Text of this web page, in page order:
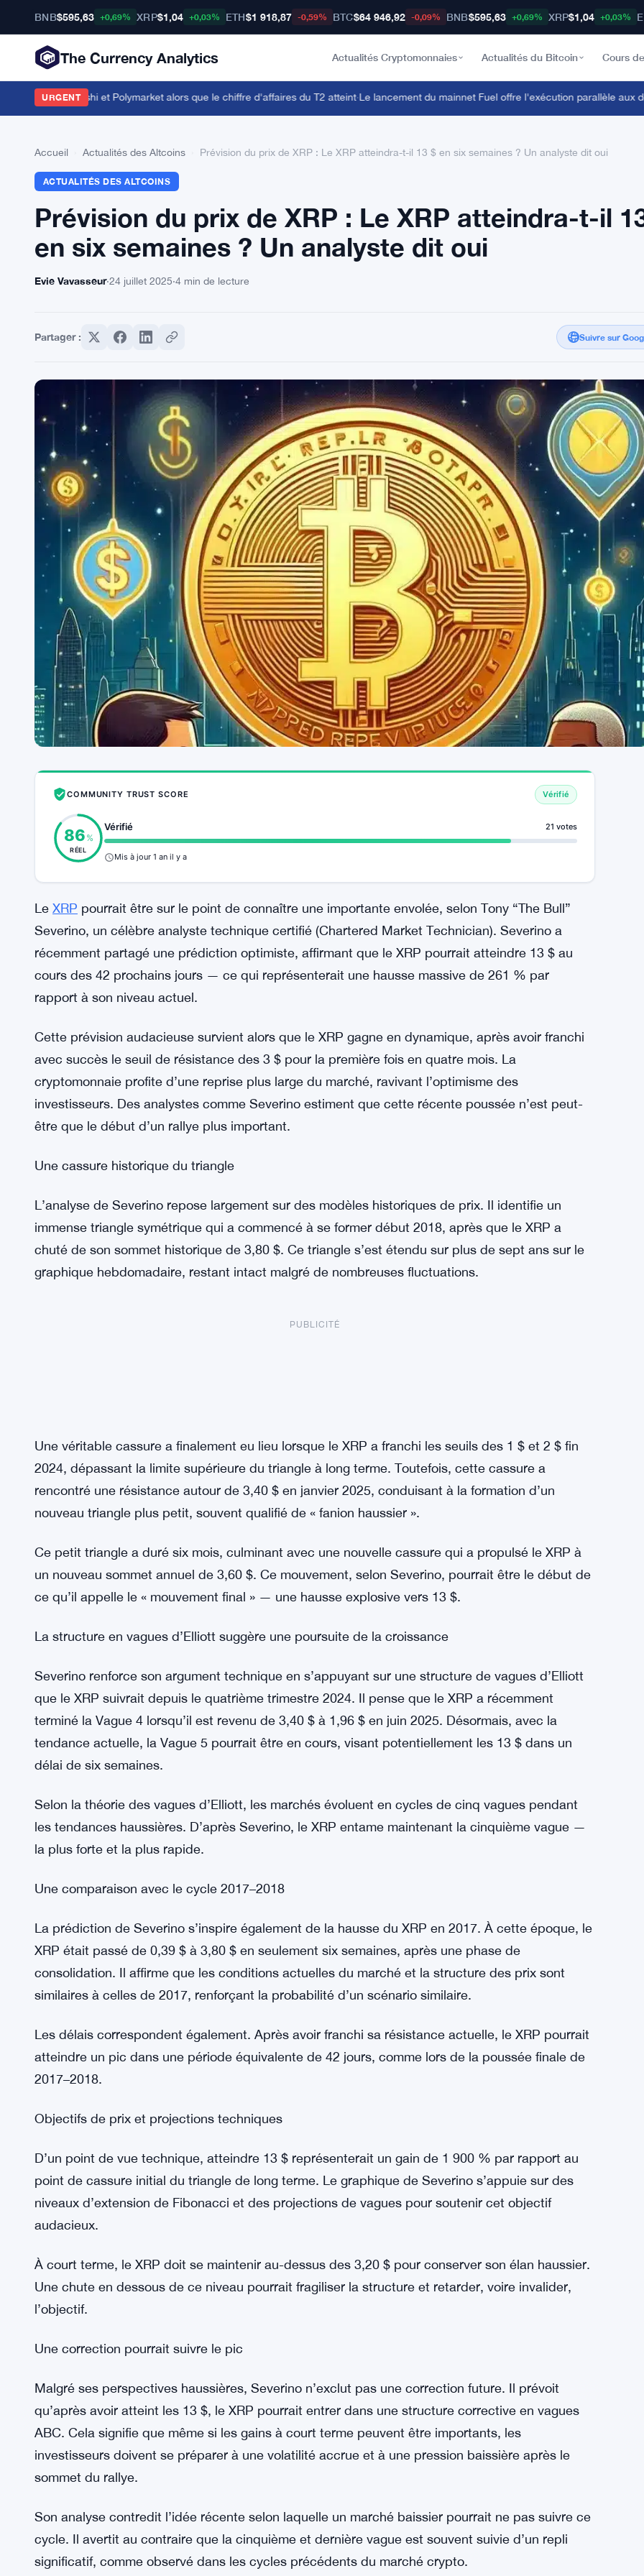
BNB$595,63 +0,69% XRP$1,04 +0,03% ETH$1 918,87 -0,59% BTC$64 946,92 -0,09% BNB$595,63 +0,69% XRP$1,04 +0,03%
The Currency Analytics Actualités Cryptomonnaies Actualités du Bitcoin Cours
URGENT
avec Kalshi et Polymarket alors que le chiffre d'affaires du T2 atteint·Le lancement du mainnet Fuel offre l'exécution parallèle aux
Accueil Actualités des Altcoins Prévision du prix de XRP : Le XRP atteindra-t-il 13 $ en six semaines ? Un analyste dit oui
ACTUALITÉS DES ALTCOINS
Prévision du prix de XRP : Le XRP atteindra-t-il
en six semaines ? Un analyste dit oui
Evie Vavasseur·24 juillet 2025·4 min de lecture
Partager : Suivre sur
COMMUNITY TRUST SCORE Vérifié
86 %
RÉEL
Vérifié 21 votes
Mis à jour 1 an il y a
Le XRP pourrait être sur le point de connaître une importante envolée, selon Tony “The Bull”
Severino, un célèbre analyste technique certifié (Chartered Market Technician). Severino a
récemment partagé une prédiction optimiste, affirmant que le XRP pourrait atteindre 13 $ au
cours des 42 prochains jours — ce qui représenterait une hausse massive de 261 % par
rapport à son niveau actuel.
Cette prévision audacieuse survient alors que le XRP gagne en dynamique, après avoir franchi
avec succès le seuil de résistance des 3 $ pour la première fois en quatre mois. La
cryptomonnaie profite d’une reprise plus large du marché, ravivant l’optimisme des
investisseurs. Des analystes comme Severino estiment que cette récente poussée n’est peut-
être que le début d’un rallye plus important.
Une cassure historique du triangle
L’analyse de Severino repose largement sur des modèles historiques de prix. Il identifie un
immense triangle symétrique qui a commencé à se former début 2018, après que le XRP a
chuté de son sommet historique de 3,80 $. Ce triangle s’est étendu sur plus de sept ans sur le
graphique hebdomadaire, restant intact malgré de nombreuses fluctuations.
PUBLICITÉ
Une véritable cassure a finalement eu lieu lorsque le XRP a franchi les seuils des 1 $ et 2 $ fin
rencontré une résistance autour de 3,40 $ en janvier 2025, conduisant à la formation d’un
Ce petit triangle a duré six mois, culminant avec une nouvelle cassure qui a propulsé le XRP à
un nouveau sommet annuel de 3,60 $. Ce mouvement, selon Severino, pourrait être le début de
ce qu’il appelle le « mouvement final » — une hausse explosive vers 13 $.
Severino renforce son argument technique en s’appuyant sur une structure de vagues d’Elliott
que le XRP suivrait depuis le quatrième trimestre 2024. Il pense que le XRP a récemment
tendance actuelle, la Vague 5 pourrait être en cours, visant potentiellement les 13 $ dans un
Selon la théorie des vagues d’Elliott, les marchés évoluent en cycles de cinq vagues pendant
les tendances haussières. D’après Severino, le XRP entame maintenant la cinquième vague —
la plus forte et la plus rapide.
Une comparaison avec le cycle 2017–2018
La prédiction de Severino s’inspire également de la hausse du XRP en 2017. À cette époque, le
consolidation. Il affirme que les conditions actuelles du marché et la structure des prix sont
Les délais correspondent également. Après avoir franchi sa résistance actuelle, le XRP pourrait
atteindre un pic dans une période équivalente de 42 jours, comme lors de la poussée finale de
2017–2018.
Objectifs de prix et projections techniques
D’un point de vue technique, atteindre 13 $ représenterait un gain de 1 900 % par rapport au
niveaux d’extension de Fibonacci et des projections de vagues pour soutenir cet objectif
À court terme, le XRP doit se maintenir au-dessus des 3,20 $ pour conserver son élan haussier.
Une chute en dessous de ce niveau pourrait fragiliser la structure et retarder, voire invalider,
l’objectif.
Malgré ses perspectives haussières, Severino n’exclut pas une correction future. Il prévoit
qu’après avoir atteint les 13 $, le XRP pourrait entrer dans une structure corrective en vagues